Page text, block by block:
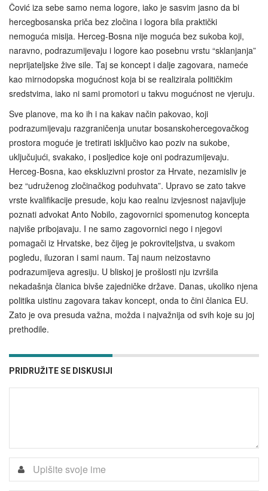
Čović iza sebe samo nema logore, iako je sasvim jasno da bi
hercegbosanska priča bez zločina i logora bila praktički
nemoguća misija. Herceg‑Bosna nije moguća bez sukoba koji,
naravno, podrazumijevaju i logore kao posebnu vrstu “sklanjanja”
neprijateljske žive sile. Taj se koncept i dalje zagovara, nameće
kao mirnodopska mogućnost koja bi se realizirala političkim
sredstvima, iako ni sami promotori u takvu mogućnost ne vjeruju.
Sve planove, ma ko ih i na kakav način pakovao, koji
podrazumijevaju razgraničenja unutar bosanskohercegovačkog
prostora moguće je tretirati isključivo kao poziv na sukobe,
uključujući, svakako, i posljedice koje oni podrazumijevaju.
Herceg-Bosna, kao ekskluzivni prostor za Hrvate, nezamisliv je
bez “udruženog zločinačkog poduhvata”. Upravo se zato takve
vrste kvalifikacije presude, koju kao realnu izvjesnost najavljuje
poznati advokat Anto Nobilo, zagovornici spomenutog koncepta
najviše pribojavaju. I ne samo zagovornici nego i njegovi
pomagači iz Hrvatske, bez čijeg je pokroviteljstva, u svakom
pogledu, iluzoran i sami naum. Taj naum neizostavno
podrazumijeva agresiju. U bliskoj je prošlosti nju izvršila
nekadašnja članica bivše zajedničke države. Danas, ukoliko njena
politika uistinu zagovara takav koncept, onda to čini članica EU.
Zato je ova presuda važna, možda i najvažnija od svih koje su joj
prethodile.
PRIDRUŽITE SE DISKUSIJI